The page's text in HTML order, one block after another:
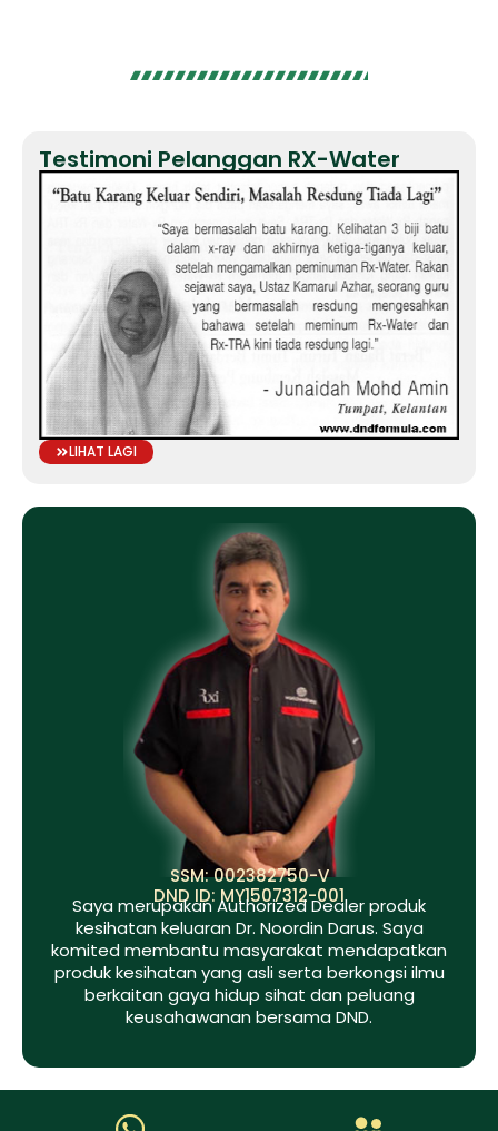
Testimoni Pelanggan RX-Water
LIHAT LAGI
SSM: 002382750-V
DND ID: MY1507312-001
Saya merupakan Authorized Dealer produk
kesihatan keluaran Dr. Noordin Darus. Saya
komited membantu masyarakat mendapatkan
produk kesihatan yang asli serta berkongsi ilmu
berkaitan gaya hidup sihat dan peluang
keusahawanan bersama DND.